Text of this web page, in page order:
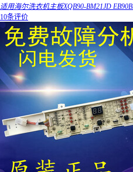
适用海尔洗衣机主板XQB90-BM21JD
10条评价